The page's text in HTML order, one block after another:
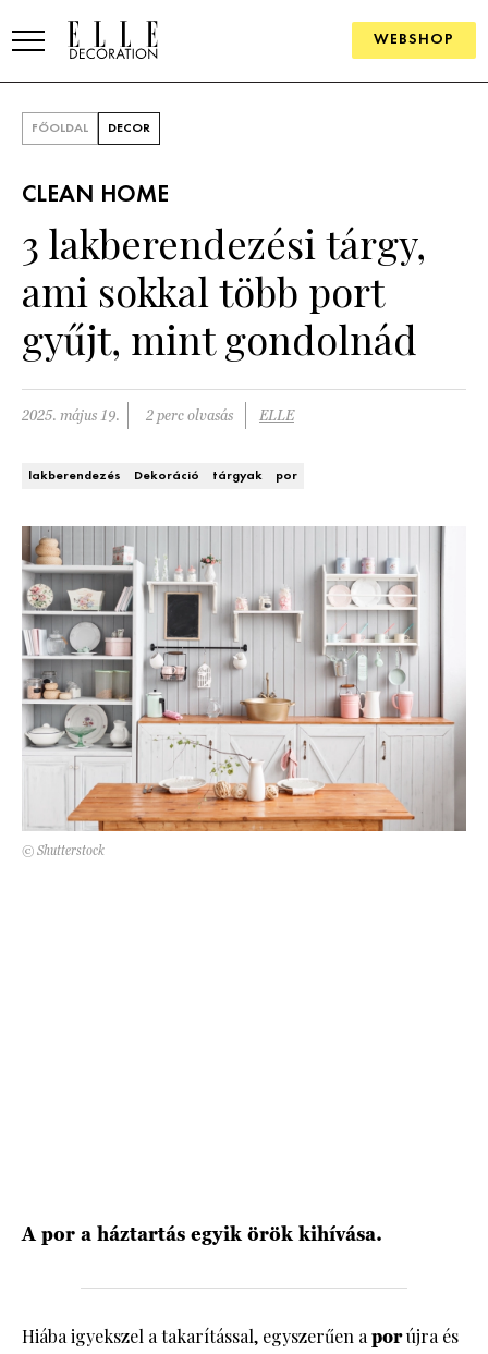
WEBSHOP
SZOBÁK
Konyha
Fürdőszoba
Nappali
ÖTLETEK
SZÉP TEREK
Szállodák és vendégházak WEBSHOP
FŐOLDAL DECOR
CLEAN HOME
3 lakberendezési tárgy,
ami sokkal több port
gyűjt, mint gondolnád
2025. május 19. 2 perc olvasás ELLE
lakberendezés Dekoráció tárgyak por
© Shutterstock
A por a háztartás egyik örök kihívása.
Hiába igyekszel a takarítással, egyszerűen aporújra és